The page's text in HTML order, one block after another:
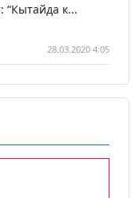
к...
28.03.2020 4:05